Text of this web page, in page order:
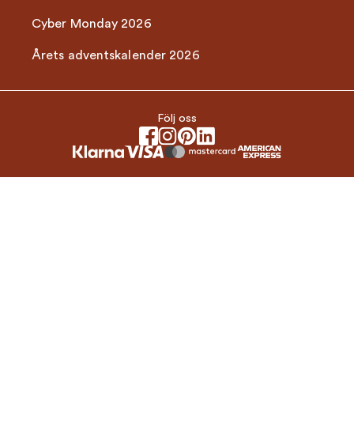
Cyber Monday 2026
Årets adventskalender 2026
Följ oss